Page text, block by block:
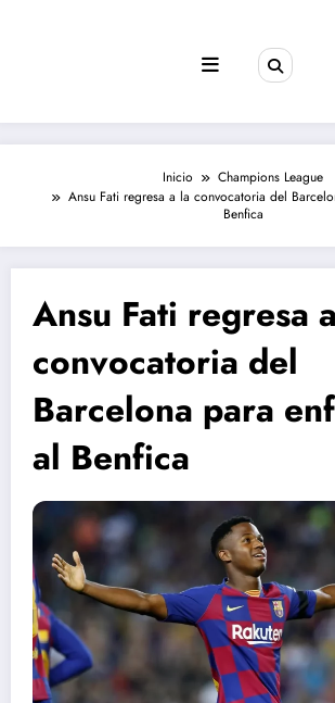
Inicio
Champions League
Ansu Fati regresa a la convocatoria del
Benfica
Ansu Fati regresa
convocatoria del
Barcelona para
al Benfica